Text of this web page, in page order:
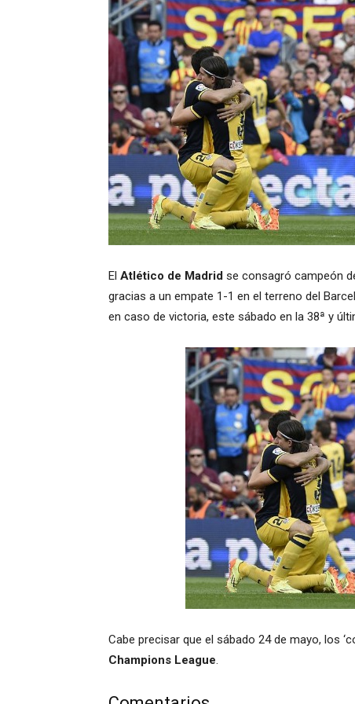
El Atlético de Madrid se consagró campeón
gracias a un empate 1-1 en el terreno del
en caso de victoria, este sábado en la 38ª y
Cabe precisar que el sábado 24 de mayo, los
Champions League.